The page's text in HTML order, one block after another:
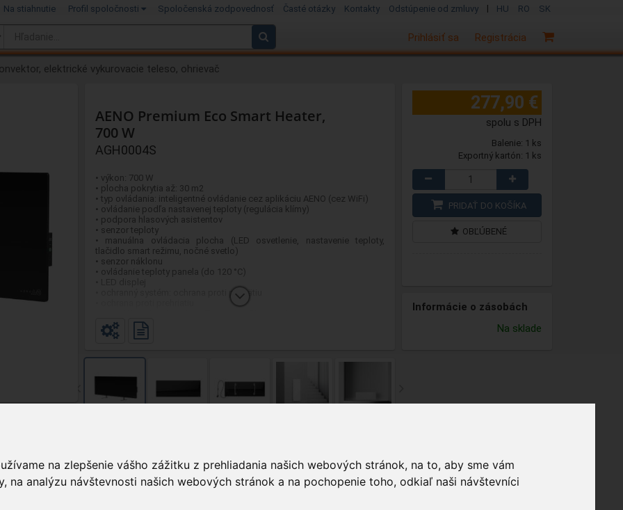
na zlepšenie vášho zážitku z prehliadania našich webových stránok, na to, aby sme vám
na analýzu návštevnosti našich webových stránok a na pochopenie toho, odkiaľ naši návštevníci
Na stiahnutie Profil spoločnosti Spoločenská zodpovednosť Časté otázky Kontakty Odstúpenie od zmluvy | HU RO SK
Registrácia
Prihlásiť sa
elektrické vykurovacie teleso, ohrievač
AENO Premium Eco Smart Heater,
700 W
AGH0004S
• výkon: 700 W
• plocha pokrytia až: 30 m2
• typ ovládania: inteligentné ovládanie cez aplikáciu AENO (cez WiFi)
• ovládanie podľa nastavenej teploty (regulácia klímy)
• podpora hlasových asistentov
• senzor teploty
• manuálna ovládacia plocha (LED osvetlenie, nastavenie teploty,
tlačidlo smart režimu, nočné svetlo)
• senzor náklonu
• ovládanie teploty panela (do 120 °C)
• ochranný systém: ochrana proti prepätiu
• ochrana: IP44
• rozmery: 1000 x 365 x 11 mm
277,90 €
spolu s DPH
Balenie: 1 ks
Exportný kartón: 1 ks
PRIDAŤ DO KOŠÍKA
OBĽÚBENÉ
Informácie o zásobách
Na sklade
Podrobnosti